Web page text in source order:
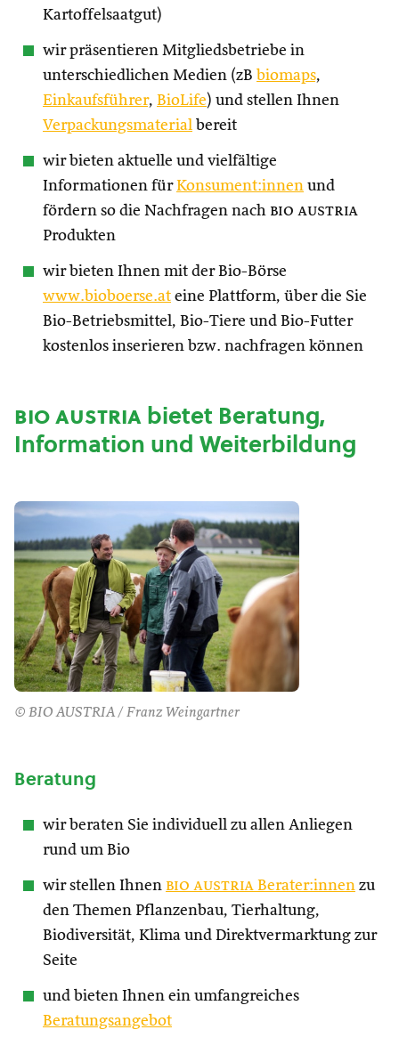
Kartoffelsaatgut)
wir präsentieren Mitgliedsbetriebe in
unterschiedlichen Medien (zB biomaps,
Einkaufsführer, BioLife) und stellen Ihnen
Verpackungsmaterial bereit
wir bieten aktuelle und vielfältige
Informationen fürKonsument:innen und
fördern so die Nachfragen nach bio austria
Produkten
wir bieten Ihnen mit der Bio-Börse
www.bioboerse.at eine Plattform, über die Sie
Bio-Betriebsmittel, Bio-Tiere und Bio-Futter
kostenlos inserieren bzw. nachfragen können
bio austriabietet Beratung,
Information und Weiterbildung
© BIO AUSTRIA / Franz Weingartner
Beratung
wir beraten Sie individuell zu allen Anliegen
rund um Bio
wir stellen Ihnen bio austria Berater:innen zu
den Themen Pflanzenbau, Tierhaltung,
Biodiversität, Klima und Direktvermarktung zur
Seite
und bieten Ihnen ein umfangreiches
Beratungsangebot